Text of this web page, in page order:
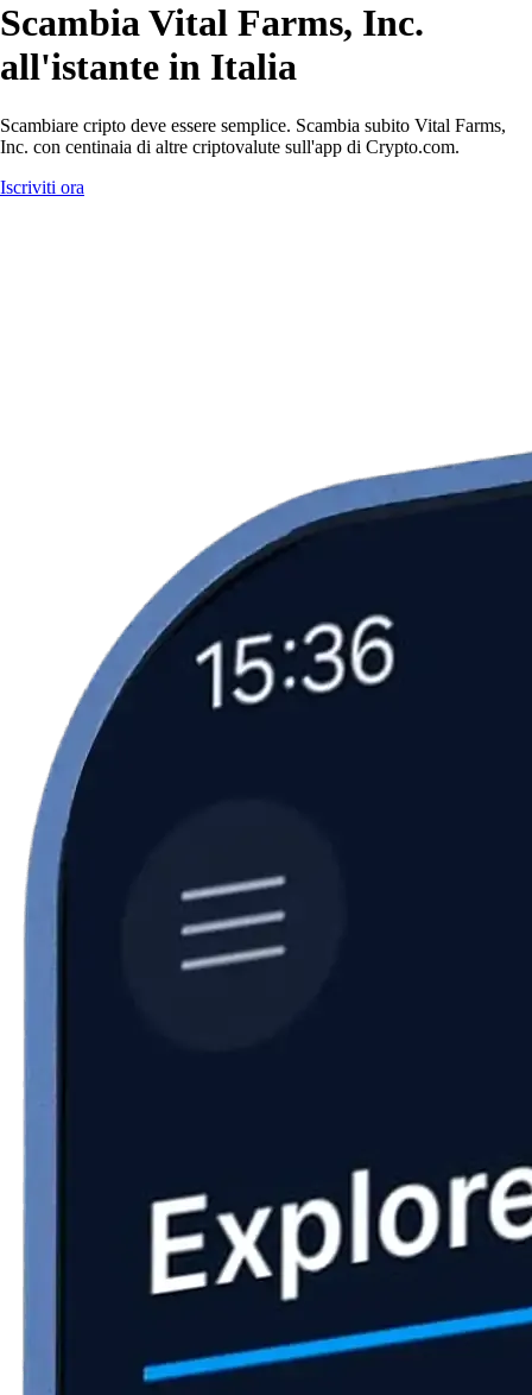
Scambia Vital Farms, Inc.
all'istante in Italia
Scambiare cripto deve essere semplice. Scambia subito Vital Farms,
Inc. con centinaia di altre criptovalute sull'app di Crypto.com.
Iscriviti ora